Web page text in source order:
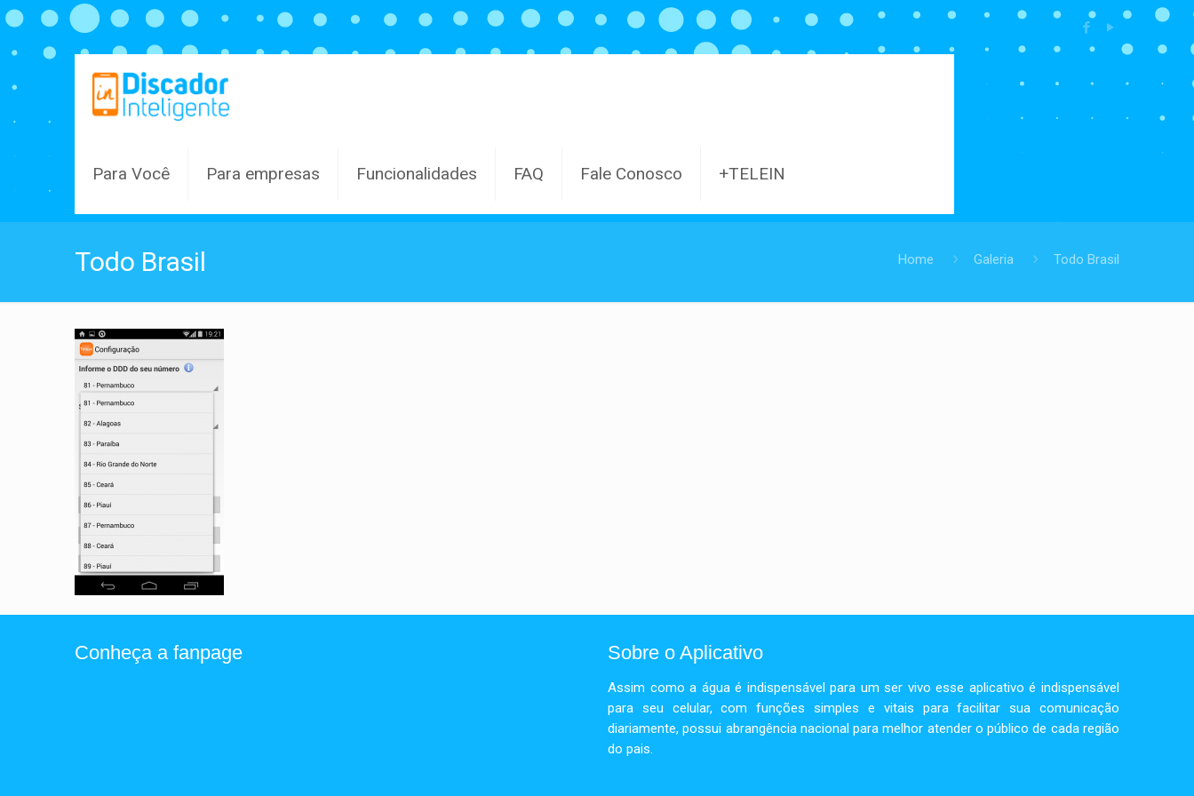
Para Você Para empresas Funcionalidades FAQ Fale Conosco +TELEIN
Todo Brasil Home Galeria Todo Brasil
Conheça a fanpage Sobre o Aplicativo
Assim como a água é indispensável para um ser vivo esse aplicativo é indispensável
para seu celular, com funções simples e vitais para facilitar sua comunicação
diariamente, possui abrangência nacional para melhor atender o público de cada região
do pais.